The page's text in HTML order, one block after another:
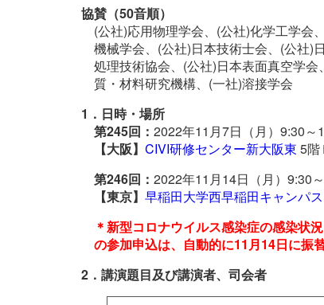
協賛（50音順）
(公社)応用物理学会、(公社)化学工学会
機械学会、(公社)日本技術士会、(公社)
処理技術協会、(公社)日本表面真空学
質・材料研究機構、(一社)溶接学会
1．日時・場所
第245回： 2022年11月7日（月）9:30～
【大阪】 CIVI研修センター新大阪東 5階
第246回： 2022年11月14日（月）9:30
【東京】 早稲田大学西早稲田キャンパス
＊新型コロナウイルス感染症の感染状
の参加申込は、自動的に11月14日に振
2．講演題目及び講演者、司会者